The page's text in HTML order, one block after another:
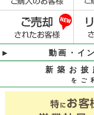
動画・イ
新築お披
をご